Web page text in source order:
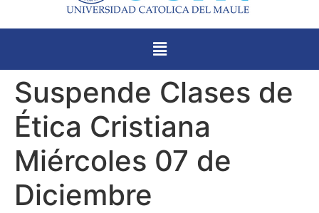
Suspende Clases de
Ética Cristiana
Miércoles 07 de
Diciembre